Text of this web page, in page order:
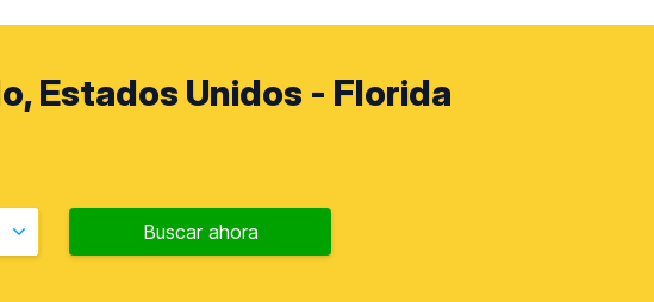
Estados Unidos - Florida
Buscar ahora